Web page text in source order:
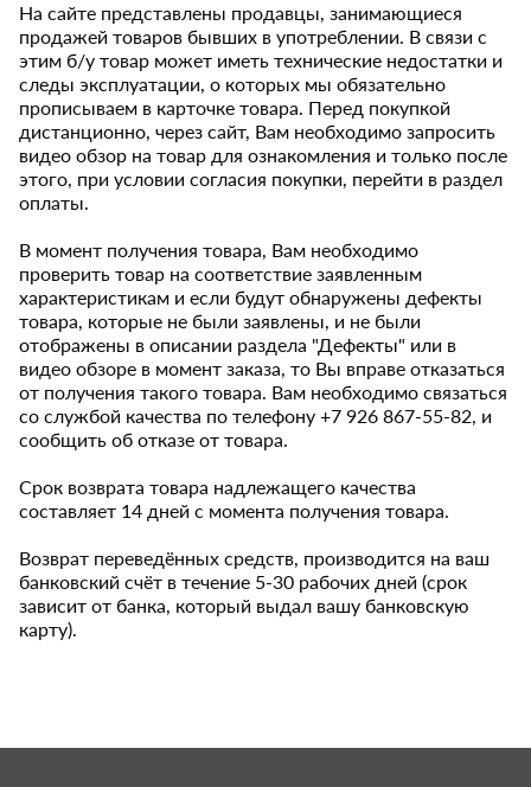
На сайте представлены продавцы, занимающиеся
продажей товаров бывших в употреблении. В связи с
этим б/у товар может иметь технические недостатки и
следы эксплуатации, о которых мы обязательно
прописываем в карточке товара. Перед покупкой
дистанционно, через сайт, Вам необходимо запросить
видео обзор на товар для ознакомления и только после
этого, при условии согласия покупки, перейти в раздел
оплаты.
В момент получения товара, Вам необходимо
проверить товар на соответствие заявленным
характеристикам и если будут обнаружены дефекты
товара, которые не были заявлены, и не были
отображены в описании раздела "Дефекты" или в
видео обзоре в момент заказа, то Вы вправе отказаться
от получения такого товара. Вам необходимо связаться
со службой качества по телефону +7 926 867-55-82, и
сообщить об отказе от товара.
Срок возврата товара надлежащего качества
составляет 14 дней с момента получения товара.
Возврат переведённых средств, производится на ваш
банковский счёт в течение 5-30 рабочих дней (срок
зависит от банка, который выдал вашу банковскую
карту).